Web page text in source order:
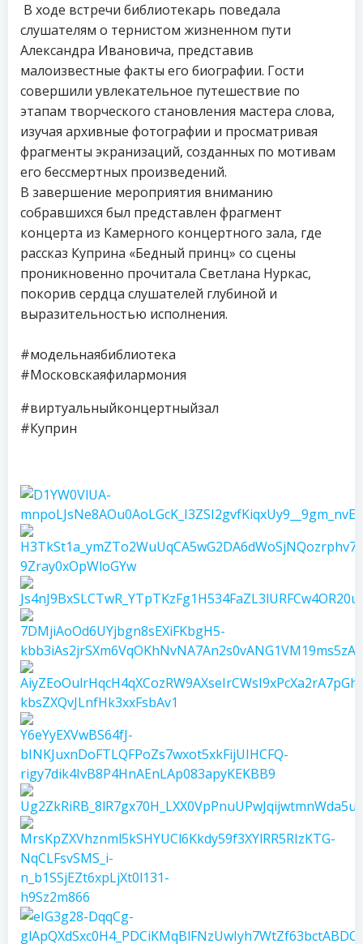
В ходе встречи библиотекарь поведала
слушателям о тернистом жизненном пути
Александра Ивановича, представив
малоизвестные факты его биографии. Гости
совершили увлекательное путешествие по
этапам творческого становления мастера слова,
изучая архивные фотографии и просматривая
фрагменты экранизаций, созданных по мотивам
его бессмертных произведений.
В завершение мероприятия вниманию
собравшихся был представлен фрагмент
концерта из Камерного концертного зала, где
рассказ Куприна «Бедный принц» со сцены
проникновенно прочитала Светлана Нуркас,
покорив сердца слушателей глубиной и
выразительностью исполнения.
#модельнаябиблиотека
#Московскаяфилармония
#виртуальныйконцертныйзал
#Куприн